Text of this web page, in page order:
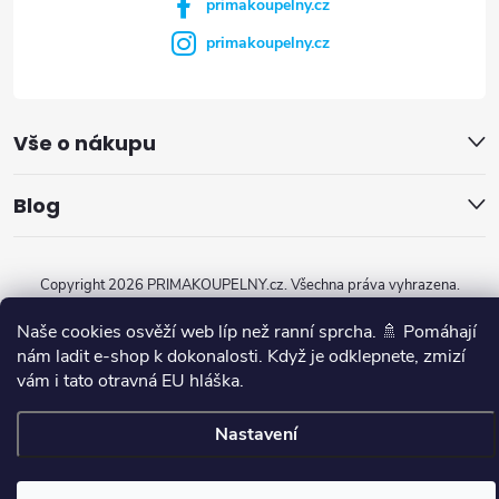
Naše cookies osvěží web líp než ranní sprcha. 🚿 Pomáhají
nám ladit e-shop k dokonalosti. Když je odklepnete, zmizí
vám i tato otravná EU hláška.
Nastavení
primakoupelny.cz
primakoupelny.cz
Vše o nákupu
Blog
Vytvořil Shoptet
Copyright 2026 PRIMAKOUPELNY.cz. Všechna práva vyhrazena.